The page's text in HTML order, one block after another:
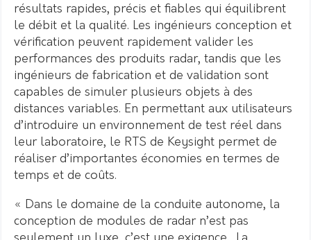
résultats rapides, précis et fiables qui équilibrent
le débit et la qualité. Les ingénieurs conception et
vérification peuvent rapidement valider les
performances des produits radar, tandis que les
ingénieurs de fabrication et de validation sont
capables de simuler plusieurs objets à des
distances variables. En permettant aux utilisateurs
d’introduire un environnement de test réel dans
leur laboratoire, le RTS de Keysight permet de
réaliser d’importantes économies en termes de
temps et de coûts.
« Dans le domaine de la conduite autonome, la
conception de modules de radar n’est pas